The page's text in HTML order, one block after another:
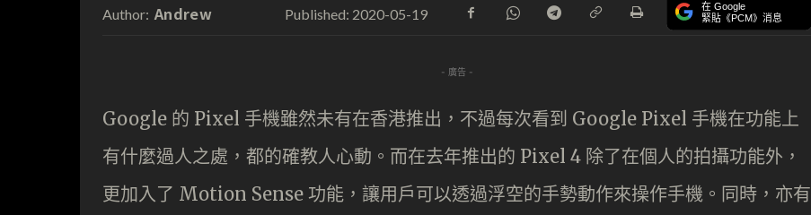
Author: Andrew Published: 2020-05-19 在 Google
緊貼《PCM》消息
- 廣告 -
Google 的 Pixel 手機雖然未有在香港推出，不過每次看到 Google Pixel 手機在功能上
有什麼過人之處，都的確教人心動。而在去年推出的 Pixel 4 除了在個人的拍攝功能外，
更加入了 Motion Sense 功能，讓用戶可以透過浮空的手勢動作來操作手機。同時，亦有